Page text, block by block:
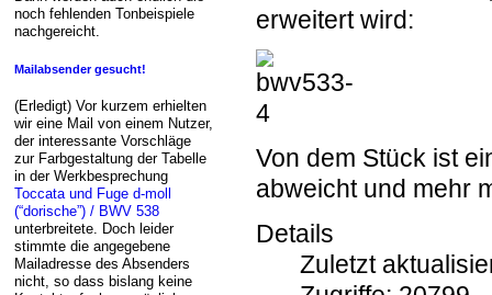
noch fehlenden Tonbeispiele
nachgereicht.
Mailabsender gesucht!
(Erledigt) Vor kurzem erhielten
wir eine Mail von einem Nutzer,
der interessante Vorschläge
zur Farbgestaltung der Tabelle
in der Werkbesprechung
Toccata und Fuge d-moll
(“dorische”) / BWV 538
unterbreitete. Doch leider
stimmte die angegebene
Mailadresse des Absenders
nicht, so dass bislang keine
erweitert wird:
Von dem Stück ist
abweicht und mehr
Details
Zuletzt